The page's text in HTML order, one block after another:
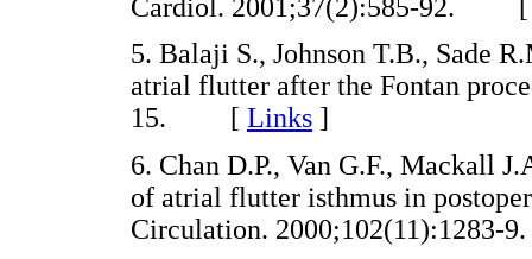
Cardiol. 2001;37(2):585-92.
5. Balaji S., Johnson T.B., Sade
atrial flutter after the Fontan
15. [ Links ]
6. Chan D.P., Van G.F., Mackall
of atrial flutter isthmus in
Circulation.